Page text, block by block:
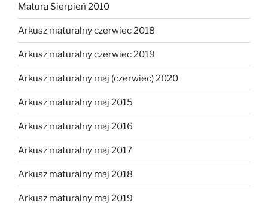
Matura Sierpień 2010
Arkusz maturalny czerwiec 2018
Arkusz maturalny czerwiec 2019
Arkusz maturalny maj (czerwiec) 2020
Arkusz maturalny maj 2015
Arkusz maturalny maj 2016
Arkusz maturalny maj 2017
Arkusz maturalny maj 2018
Arkusz maturalny maj 2019